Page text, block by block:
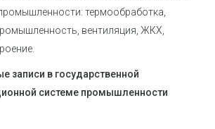
термообработка,
вентиляция, ЖКХ,
записи в государственной
системе промышленности